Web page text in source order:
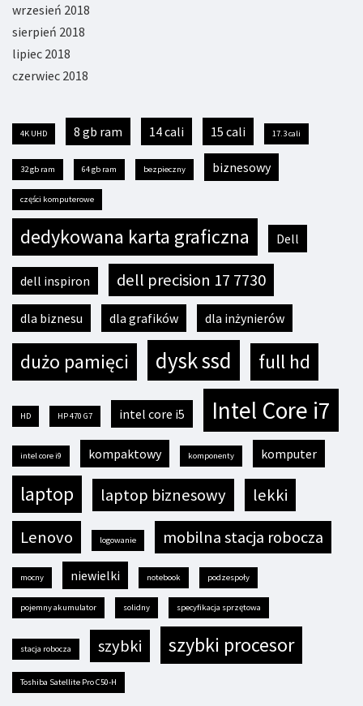
wrzesień 2018
sierpień 2018
lipiec 2018
czerwiec 2018
4K UHD 8 gb ram 14 cali 15 cali 17.3 cali
32 gb ram 64 gb ram bezpieczny biznesowy
części komputerowe
dedykowana karta graficzna Dell
dell inspiron dell precision 17 7730
dla biznesu dla grafików dla inżynierów
dużo pamięci dysk ssd full hd
HD HP 470 G7 intel core i5 Intel Core i7
intel core i9 kompaktowy komponenty komputer
laptop laptop biznesowy
lekki
Lenovo
logowanie mobilna stacja robocza
mocny niewielki notebook podzespoły
pojemny akumulator solidny specyfikacja sprzętowa
stacja robocza szybki szybki procesor
Toshiba Satellite Pro C50-H